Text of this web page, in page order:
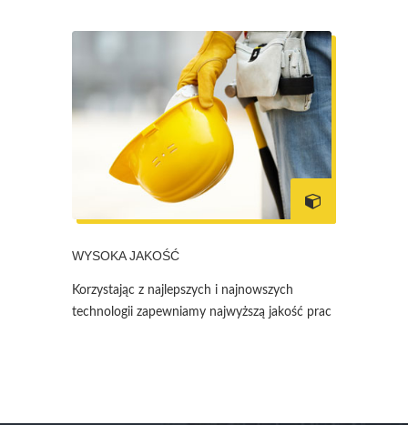
WYSOKA JAKOŚĆ
Korzystając z najlepszych i najnowszych
technologii zapewniamy najwyższą jakość prac